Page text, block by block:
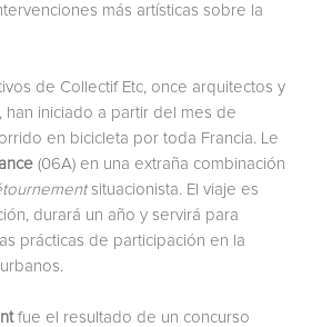
más artísticas sobre la
de Collectif Etc, once arquitectos y
han iniciado a partir del mes de
en bicicleta por toda Francia. Le
(06A) en una extraña combinación
situacionista. El viaje es
durará un año y servirá para
prácticas de participación en la
fue el resultado de un concurso